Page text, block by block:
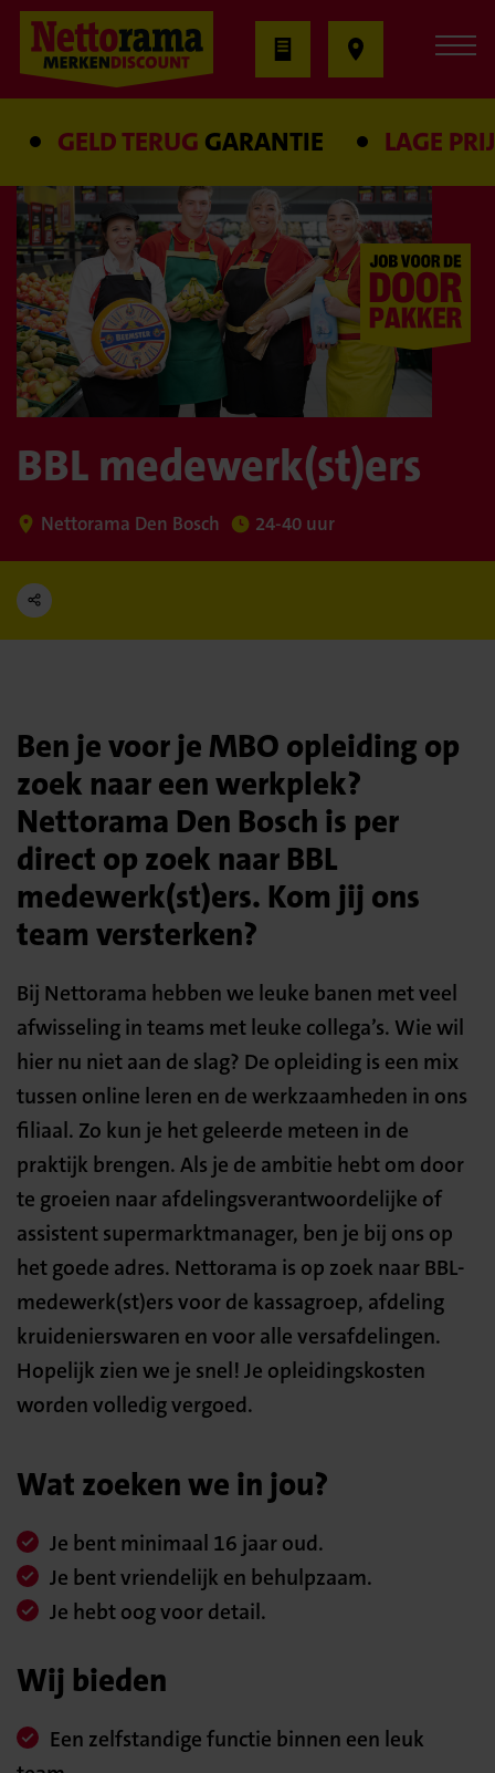
GELD TERUGGARANTIE LAGE PRIJS
BBL medewerk(st)ers
Nettorama Den Bosch 24-40 uur
Ben je voor je MBO opleiding op
zoek naar een werkplek?
Nettorama Den Bosch is per
direct op zoek naar BBL
medewerk(st)ers. Kom jij ons
team versterken?
Bij Nettorama hebben we leuke banen met veel
afwisseling in teams met leuke collega’s. Wie wil
hier nu niet aan de slag? De opleiding is een mix
tussen online leren en de werkzaamheden in ons
filiaal. Zo kun je het geleerde meteen in de
praktijk brengen. Als je de ambitie hebt om door
te groeien naar afdelingsverantwoordelijke of
assistent supermarktmanager, ben je bij ons op
het goede adres. Nettorama is op zoek naar BBL-
medewerk(st)ers voor de kassagroep, afdeling
kruidenierswaren en voor alle versafdelingen.
Hopelijk zien we je snel! Je opleidingskosten
worden volledig vergoed.
Wat zoeken we in jou?
Je bent minimaal 16 jaar oud.
Je bent vriendelijk en behulpzaam.
Je hebt oog voor detail.
Wij bieden
Een zelfstandige functie binnen een leuk